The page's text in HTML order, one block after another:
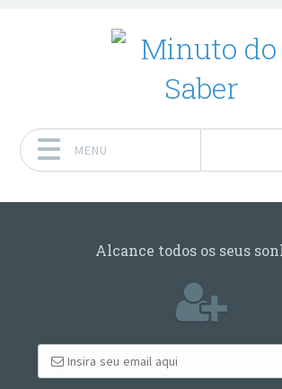
MENU
Alcance todos os seus